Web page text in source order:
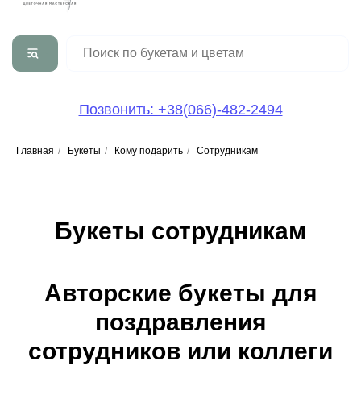
Позвонить: +38(066)-482-2494
Главная / Букеты / Кому подарить / Сотрудникам
Букеты сотрудникам
Авторские букеты для
поздравления
сотрудников или коллеги